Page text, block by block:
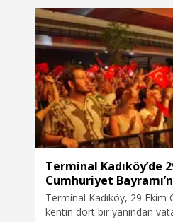
Terminal Kadıköy’de
Cumhuriyet
Terminal Kadıköy, 29 Ekim
kentin dört bir yanından